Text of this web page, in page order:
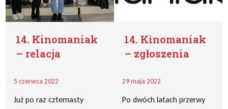
14. Kinomaniak
– relacja
5 czerwca 2022
Już po raz czternasty
14. Kinomaniak
– zgłoszenia
29 maja 2022
Po dwóch latach przerwy